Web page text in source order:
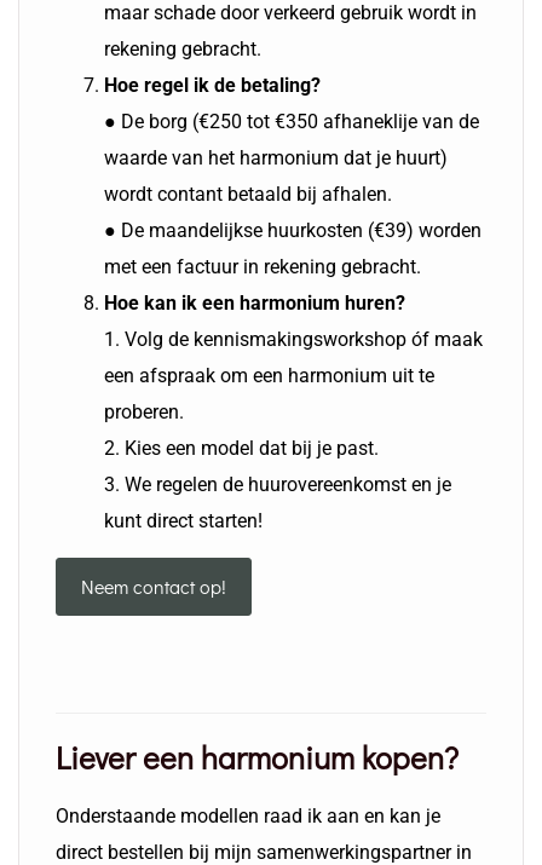
maar schade door verkeerd gebruik wordt in
rekening gebracht.
Hoe regel ik de betaling?
● De borg (€250 tot €350 afhaneklije van de
waarde van het harmonium dat je huurt)
wordt contant betaald bij afhalen.
● De maandelijkse huurkosten (€39) worden
met een factuur in rekening gebracht.
Hoe kan ik een harmonium huren?
1. Volg de kennismakingsworkshop óf maak
een afspraak om een harmonium uit te
proberen.
2. Kies een model dat bij je past.
3. We regelen de huurovereenkomst en je
kunt direct starten!
Neem contact op!
Liever een harmonium kopen?
Onderstaande modellen raad ik aan en kan je
direct bestellen bij mijn samenwerkingspartner in